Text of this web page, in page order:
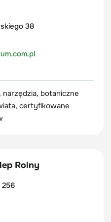
38
botaniczne
certyfikowane
Rolny
256